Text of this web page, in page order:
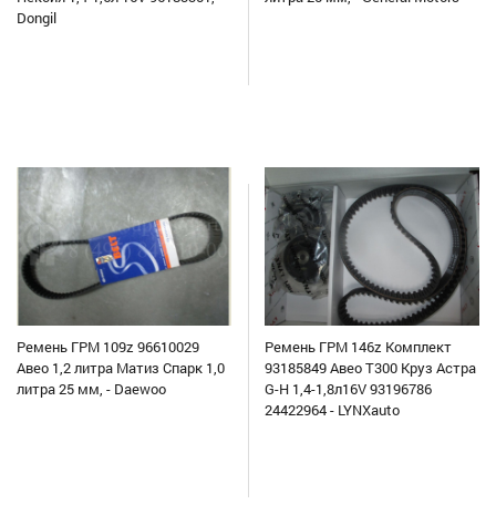
Dongil
Ремень ГРМ 109z 96610029
Авео 1,2 литра Матиз Спарк 1,0
литра 25 мм, - Daewoo
Ремень ГРМ 146z Комплект
93185849 Авео Т300 Круз Астра
G-H 1,4-1,8л16V 93196786
24422964 - LYNXauto